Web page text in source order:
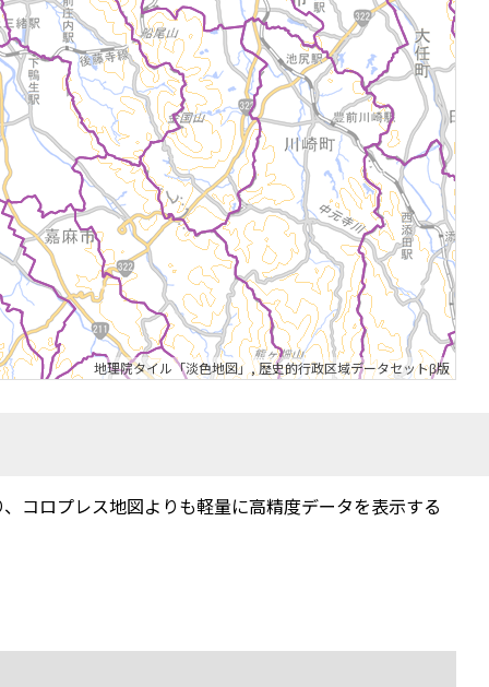
地理院タイル「淡色地図」 ,歴史的行政区域データセットβ版
コロプレス地図よりも軽量に高精度データを表示する